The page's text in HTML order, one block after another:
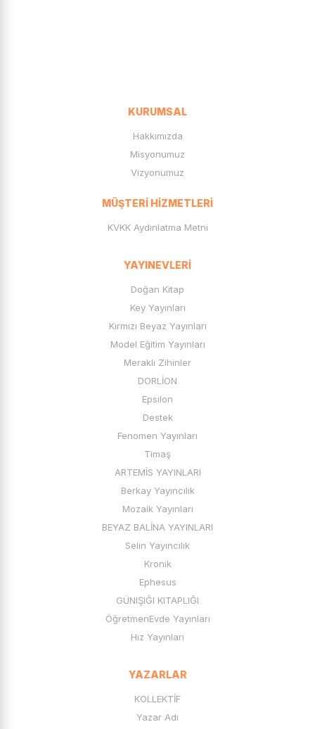
KURUMSAL
Hakkımızda
Misyonumuz
Vizyonumuz
MÜŞTERI HIZMETLERI
KVKK Aydınlatma Metni
YAYINEVLERI
Doğan Kitap
Key Yayınları
Kırmızı Beyaz Yayınları
Model Eğitim Yayınları
Meraklı Zihinler
DORLİON
Epsilon
Destek
Fenomen Yayınları
Timaş
ARTEMİS YAYINLARI
Berkay Yayıncılık
Mozaik Yayınları
BEYAZ BALİNA YAYINLARI
Selin Yayıncılık
Kronik
Ephesus
GÜNIŞIĞI KITAPLIĞI
ÖğretmenEvde Yayınları
Hız Yayınları
YAZARLAR
KOLLEKTİF
Yazar Adı